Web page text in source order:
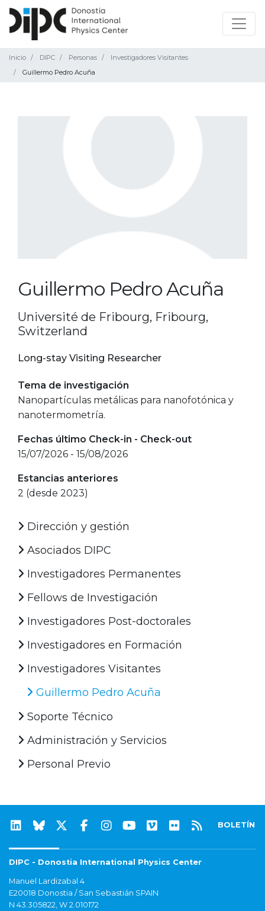
Inicio DIPC Personas
Investigadores Visitantes
Guillermo Pedro Acuña
Guillermo Pedro Acuña
Université de Fribourg, Fribourg,
Switzerland
Long-stay Visiting Researcher
Tema de investigación
Nanopartículas metálicas para nanofotónica y
nanotermometría.
Fechas último Check-in - Check-out
15/07/2026 - 15/08/2026
Estancias anteriores
2 (desde 2023)
Dirección y gestión
Asociados DIPC
Investigadores Permanentes
Fellows de Investigación
Investigadores Post-doctorales
Investigadores en Formación
Investigadores Visitantes
Guillermo Pedro Acuña
Soporte Técnico
Administración y Servicios
Personal Previo
BOLETÍN
DIPC - Donostia International Physics Center
Manuel Lardizabal 4
E20018 Donostia / San Sebastián SPAIN
N 43.305822, W 2.010172